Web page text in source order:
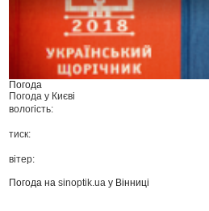
Погода
Погода у Києві
вологість:
тиск:
вітер:
Погода наsinoptik.ua у Вінниці